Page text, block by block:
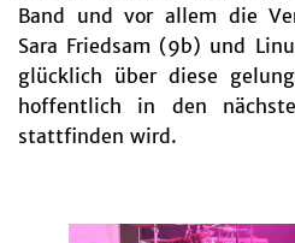
Band und vor allem die
Sara Friedsam (9b) und
glücklich über diese
hoffentlich in den
stattfinden wird.